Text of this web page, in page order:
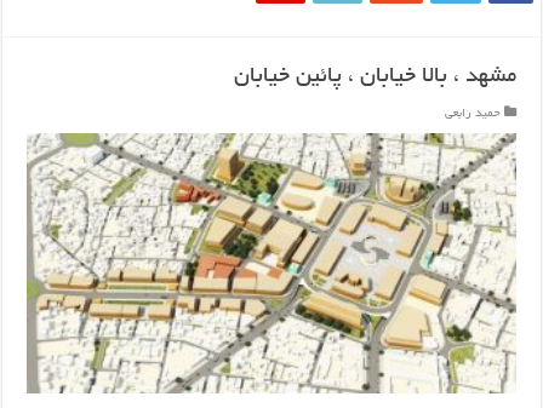
مشهد ، بالا خیابان ، پائین خیابان
حمید رابعی